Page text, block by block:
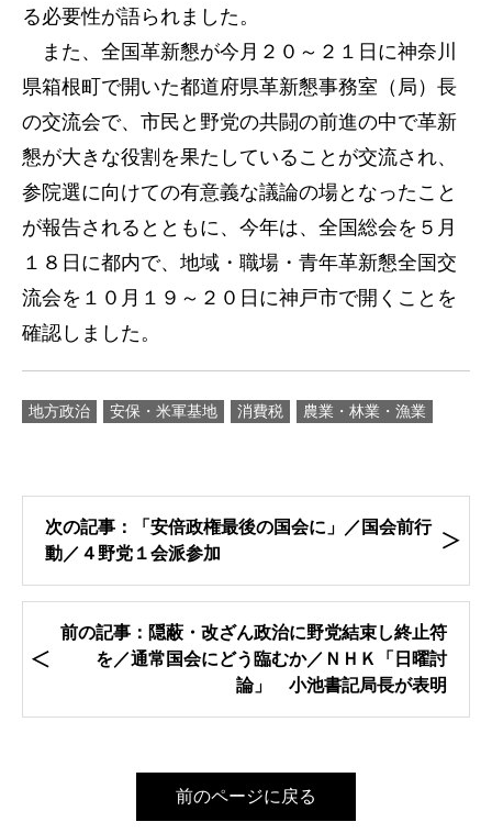
る必要性が語られました。
また、全国革新懇が今月２０～２１日に神奈川
県箱根町で開いた都道府県革新懇事務室（局）長
の交流会で、市民と野党の共闘の前進の中で革新
懇が大きな役割を果たしていることが交流され、
参院選に向けての有意義な議論の場となったこと
が報告されるとともに、今年は、全国総会を５月
１８日に都内で、地域・職場・青年革新懇全国交
流会を１０月１９～２０日に神戸市で開くことを
確認しました。
地方政治 安保・米軍基地 消費税 農業・林業・漁業
次の記事：「安倍政権最後の国会に」／国会前行
動／４野党１会派参加
前の記事：隠蔽・改ざん政治に野党結束し終止符
を／通常国会にどう臨むか／ＮＨＫ「日曜討
論」 小池書記局長が表明
前のページに戻る